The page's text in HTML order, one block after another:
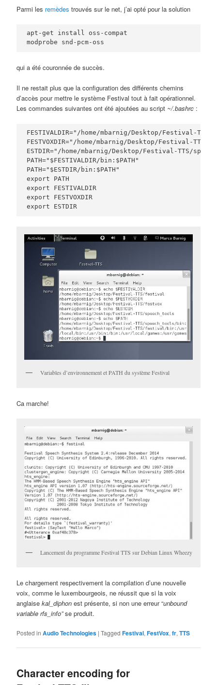
Parmi les remèdes trouvés sur le net, j’ai opté pour la solution
apt-get install oss-compat
modprobe snd-pcm-oss
qui a été couronnée de succès.
Il ne restait plus que la configuration des différents chemins
d’accès pour mettre le système Festival tout à fait opérationnel.
Les commandes suivantes ont été ajoutées au script ~/.bashrc :
FESTIVALDIR="/home/mbarnig/Desktop/Festival-
FESTVOXDIR="/home/mbarnig/Desktop/Festival-TTS/
ESTDIR="/home/mbarnig/Desktop/Festival-TTS/
PATH="$FESTIVALDIR/bin:$PATH"
PATH="$ESTDIR/bin:$PATH"
export PATH
export FESTIVALDIR
export FESTVOXDIR
Variables d’environnement et PATH du système Festival
Ca marche!
Lancement du programme Festival TTS sur Debian Linux Wheezy
Le chargement respectivement la compilation d’une nouvelle
voix, comme le luxembourgeois, ne réussit que si la voix
anglaisekal_diphon est présente, si non une erreur “unbound
variable rfs_info”se produit.
Posted in Audio Technologies |Tagged Festival,FestVox,fr,TTS
Character encoding for